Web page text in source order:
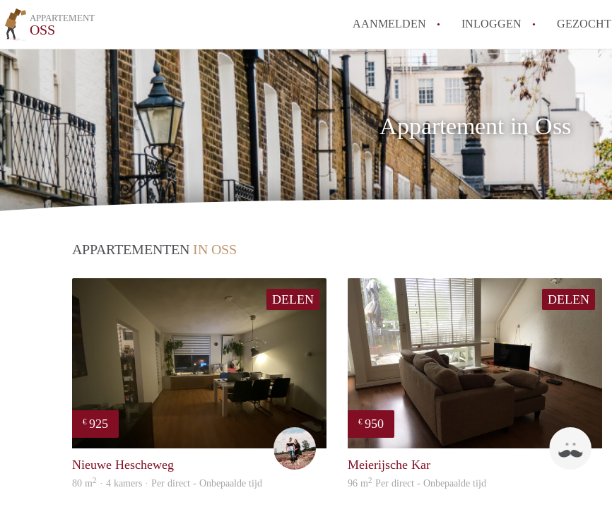
APPARTEMENT
OSS AANMELDEN INLOGGEN GEZOCHT
Appartement in Oss
APPARTEMENTEN IN OSS
DELEN
€ 925
Fabienne
Nieuwe Hescheweg
80 m2 · 4 kamers · Per direct - Onbepaalde tijd
DELEN
€ 950
Meierijsche Kar
96 m2 Per direct - Onbepaalde tijd